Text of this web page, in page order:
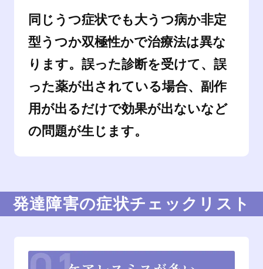
同じうつ症状でも大うつ病か非定
型うつか双極性かで治療法は異な
ります。誤った診断を受けて、誤
った薬が出されている場合、副作
用が出るだけで効果が出ないなど
の問題が生じます。
発達障害の症状チェックリスト